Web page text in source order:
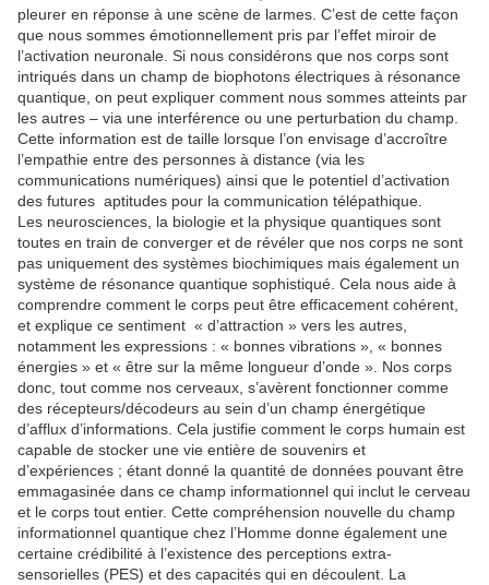
pleurer en réponse à une scène de larmes. C’est de cette façon
que nous sommes émotionnellement pris par l’effet miroir de
l’activation neuronale. Si nous considérons que nos corps sont
intriqués dans un champ de biophotons électriques à résonance
quantique, on peut expliquer comment nous sommes atteints par
les autres – via une interférence ou une perturbation du champ.
Cette information est de taille lorsque l’on envisage d’accroître
l’empathie entre des personnes à distance (via les
communications numériques) ainsi que le potentiel d’activation
des futures aptitudes pour la communication télépathique.
Les neurosciences, la biologie et la physique quantiques sont
toutes en train de converger et de révéler que nos corps ne sont
pas uniquement des systèmes biochimiques mais également un
système de résonance quantique sophistiqué. Cela nous aide à
comprendre comment le corps peut être efficacement cohérent,
et explique ce sentiment « d’attraction » vers les autres,
notamment les expressions : « bonnes vibrations », « bonnes
énergies » et « être sur la même longueur d’onde ». Nos corps
donc, tout comme nos cerveaux, s’avèrent fonctionner comme
des récepteurs/décodeurs au sein d’un champ énergétique
d’afflux d’informations. Cela justifie comment le corps humain est
capable de stocker une vie entière de souvenirs et
d’expériences ; étant donné la quantité de données pouvant être
emmagasinée dans ce champ informationnel qui inclut le cerveau
et le corps tout entier. Cette compréhension nouvelle du champ
informationnel quantique chez l’Homme donne également une
certaine crédibilité à l’existence des perceptions extra-
sensorielles (PES) et des capacités qui en découlent. La